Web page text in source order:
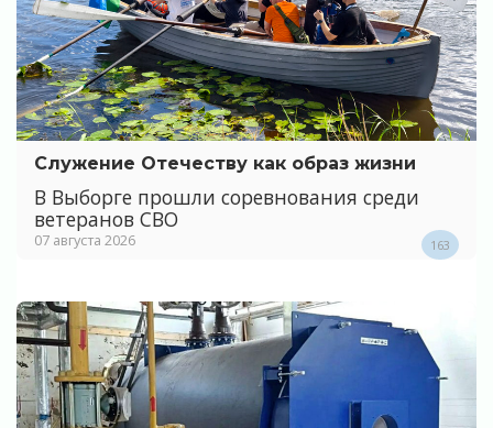
Служение Отечеству как образ жизни
В Выборге прошли соревнования среди
ветеранов СВО
07 августа 2026 163